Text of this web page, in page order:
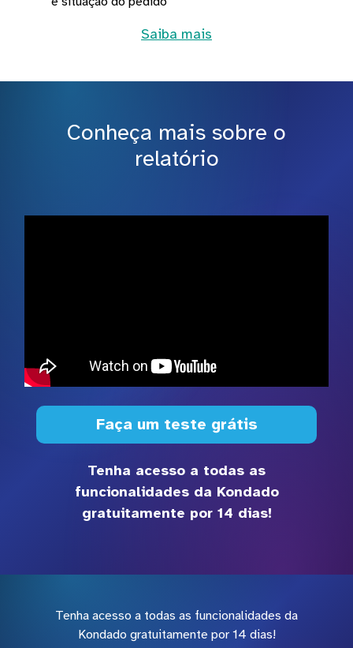
Saiba mais
Conheça mais sobre o
relatório
Faça um teste grátis
Tenha acesso a todas as
funcionalidades da Kondado
gratuitamente por 14 dias!
Tenha acesso a todas as funcionalidades da
Kondado gratuitamente por 14 dias!